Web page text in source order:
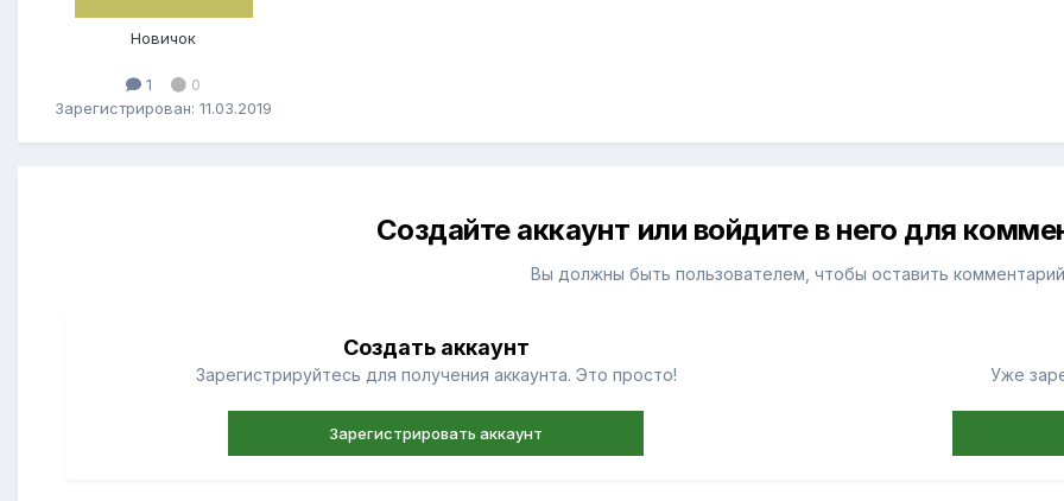
Новичок
1
0
Зарегистрирован: 11.03.2019
Создайте аккаунт или войдите в него для
Вы должны быть пользователем, чтобы оставить комментарий
Создать аккаунт
Зарегистрируйтесь для получения аккаунта. Это просто!
Зарегистрировать аккаунт
Уже